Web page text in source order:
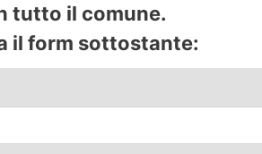
tutto il comune.
il form sottostante: